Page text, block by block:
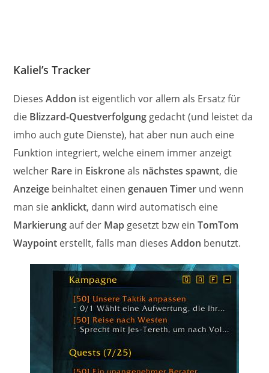
Kaliel’s Tracker
DiesesAddon ist eigentlich vor allem als Ersatz für
die Blizzard-Questverfolgung gedacht (und leistet da
imho auch gute Dienste), hat aber nun auch eine
Funktion integriert, welche einem immer anzeigt
welcher Rare in Eiskroneals nächstes spawnt, die
Anzeige beinhaltet einen genauen Timer und wenn
man sieanklickt, dann wird automatisch eine
Markierungauf der Map gesetzt bzw einTomTom
Waypoint erstellt, falls man diesesAddon benutzt.